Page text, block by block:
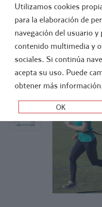
- FUERA STOCK
SISTEMA DE
RESISTENCIA MEDIA
Utilizamos cookies
para la elaboración de
navegación del usuario
contenido multimedia y
sociales. Si continúa
acepta su uso. Puede
obtener más